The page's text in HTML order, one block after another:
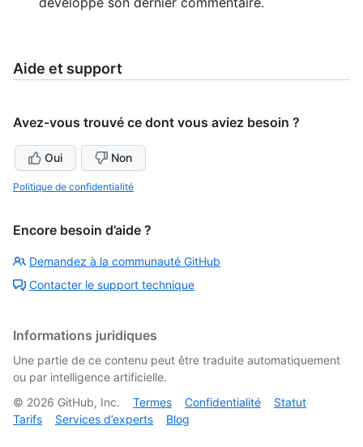
Aide et support
Avez-vous trouvé ce dont vous aviez besoin ?
Oui Non
Politique de confidentialité
Encore besoin d’aide ?
Demandez à la communauté GitHub
Contacter le support technique
Informations juridiques
Une partie de ce contenu peut être traduite automatiquement
ou par intelligence artificielle.
© 2026 GitHub, Inc. Termes Confidentialité
Statut
Tarifs
Services d’experts Blog